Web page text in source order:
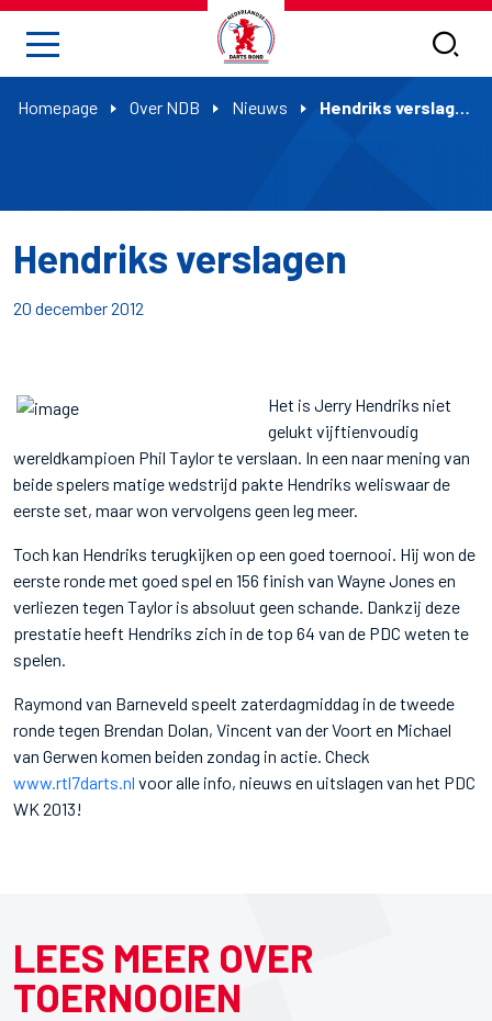
Homepage Over NDB Nieuws Hendriks verslagen
Hendriks verslagen
20 december 2012
Het is Jerry Hendriks niet
gelukt vijftienvoudig
wereldkampioen Phil Taylor te verslaan. In een naar mening van
beide spelers matige wedstrijd pakte Hendriks weliswaar de
eerste set, maar won vervolgens geen leg meer.
Toch kan Hendriks terugkijken op een goed toernooi. Hij won de
eerste ronde met goed spel en 156 finish van Wayne Jones en
verliezen tegen Taylor is absoluut geen schande. Dankzij deze
prestatie heeft Hendriks zich in de top 64 van de PDC weten te
spelen.
Raymond van Barneveld speelt zaterdagmiddag in de tweede
ronde tegen Brendan Dolan, Vincent van der Voort en Michael
van Gerwen komen beiden zondag in actie. Check
www.rtl7darts.nl voor alle info, nieuws en uitslagen van het PDC
WK 2013!
LEES MEER OVER
TOERNOOIEN